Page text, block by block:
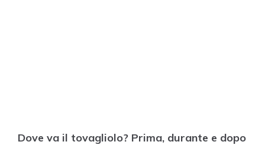
Dove va il tovagliolo? Prima, durante e dopo